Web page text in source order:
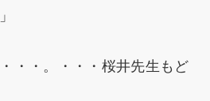
・・。・・・桜井先生もど